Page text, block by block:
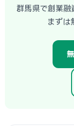
群馬県で創業融
まずは